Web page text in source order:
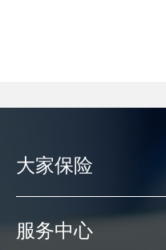
大家保险
服务中心